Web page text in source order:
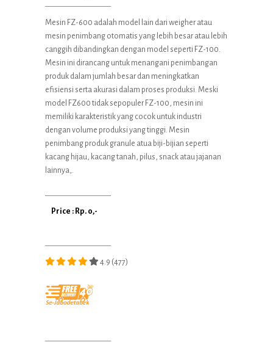
Mesin FZ-600 adalah model lain dari weigher atau
mesin penimbang otomatis yang lebih besar atau lebih
canggih dibandingkan dengan model seperti FZ-100.
Mesin ini dirancang untuk menangani penimbangan
produk dalam jumlah besar dan meningkatkan
efisiensi serta akurasi dalam proses produksi. Meski
model FZ600 tidak sepopuler FZ-100, mesin ini
memiliki karakteristik yang cocok untuk industri
dengan volume produksi yang tinggi. Mesin
penimbang produk granule atua biji-bijian seperti
kacang hijau, kacang tanah, pilus, snack atau jajanan
lainnya,.
Price : Rp. 0,-
4.9 (477)